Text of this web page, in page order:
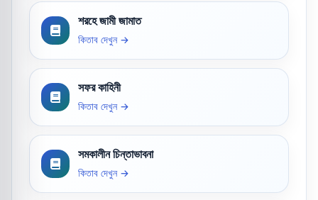
শরহে জামী জামাত
কিতাব দেখুন →
সফর কাহিনী
কিতাব দেখুন →
সমকালীন চিন্তাভাবনা
কিতাব দেখুন →